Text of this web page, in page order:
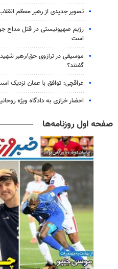
تصویر جدیدی از رهبر معظم
رژیم صهیونیستی در قتل مداح
است
موسیقی در ترازوی حق/رهبر
گفتند؟
عراقچی: توافق با عمان نزدیک است/ تکذیب سهم
احضار خرازی به دادگاه ویژه
صفحه اول روزنامه‌ها